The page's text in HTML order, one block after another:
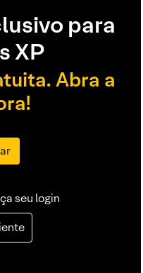
para
XP
Abra a
seu login